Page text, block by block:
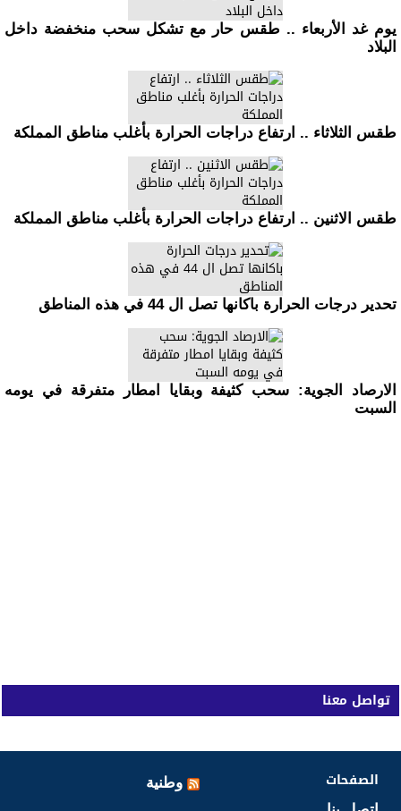
يوم غد الأربعاء .. طقس حار مع تشكل سحب منخفضة داخل
البلاد
طقس الثلاثاء .. ارتفاع دراجات الحرارة بأغلب مناطق المملكة
طقس الاثنين .. ارتفاع دراجات الحرارة بأغلب مناطق المملكة
تحدير درجات الحرارة باكانها تصل ال 44 في هذه المناطق
الارصاد الجوية: سحب كثيفة وبقايا امطار متفرقة في يومه
السبت
تواصل معنا
الصفحات وطنية